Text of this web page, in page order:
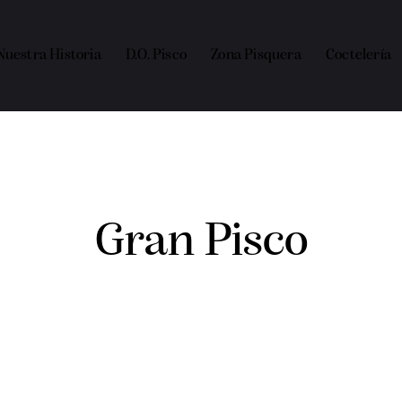
Historia D.O. Pisco Zona Pisquera Coctelería
Gran Pisco